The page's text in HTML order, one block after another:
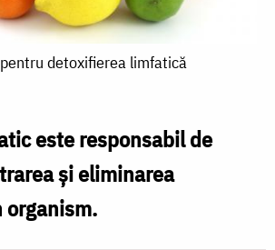
detoxifierea limfatică
este responsabil de
și eliminarea